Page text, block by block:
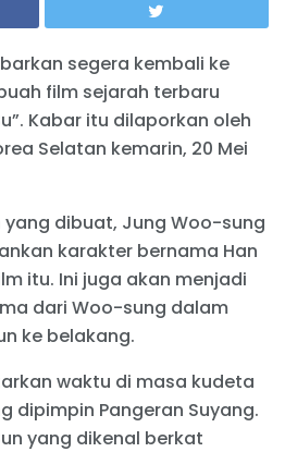
segera kembali ke
film sejarah terbaru
Kabar itu dilaporkan oleh
Selatan kemarin, 20 Mei
dibuat, Jung Woo-sung
karakter bernama Han
itu. Ini juga akan menjadi
dari Woo-sung dalam
ke belakang.
waktu di masa kudeta
dipimpin Pangeran Suyang.
yang dikenal berkat